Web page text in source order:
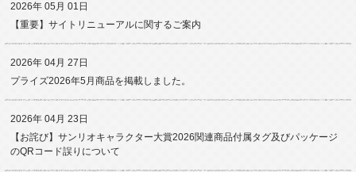
2026年 05月 01日
【重要】サイトリニューアルに関するご案内
2026年 04月 27日
プライズ2026年5月商品を掲載しました。
2026年 04月 23日
【お詫び】サンリオキャラクター大賞2026関連商品付属タグ及びパッケージ
のQRコード誤りについて